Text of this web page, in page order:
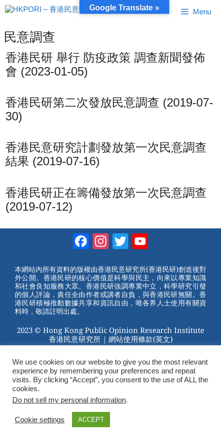
跳
至
容
Menu
民意調查
香港民研 舉行 防疫政策 調查新聞發佈
會 (2023-01-05)
香港民研第二次發放民意調查 (2019-07-
30)
香港民意研究計劃發放第一次民意調查
結果 (2019-07-16)
香港民研正在籌備發放第一次民意調查
(2019-07-12)
Facebook
Instagram
Twitter
本網站內所有資料的版權由香港民意研究所(香港民研)創造後對
外公開。香港民研的核心價值是科學與民主，向來以專業知識
和社會良知服務大眾。香港民研強調專業中立，科學研究引發
的個人評論，責任全由作者或講者自負，與香港民研無關。香
港民研積極推動數據共享和資訊自由，唯各界人士使用有關資
料時，敬請註明出處。
2023 © Hong Kong Public Opinion Research Institute
香港民意研究所 | 網站使用條款(英文)
We use cookies on our website to give you the most relevant
experience by remembering your preferences and repeat
visits. By clicking “Accept”, you consent to the use of ALL the
cookies.
Do not sell my personal information.
Cookie settings ACCEPT
Google Translate »